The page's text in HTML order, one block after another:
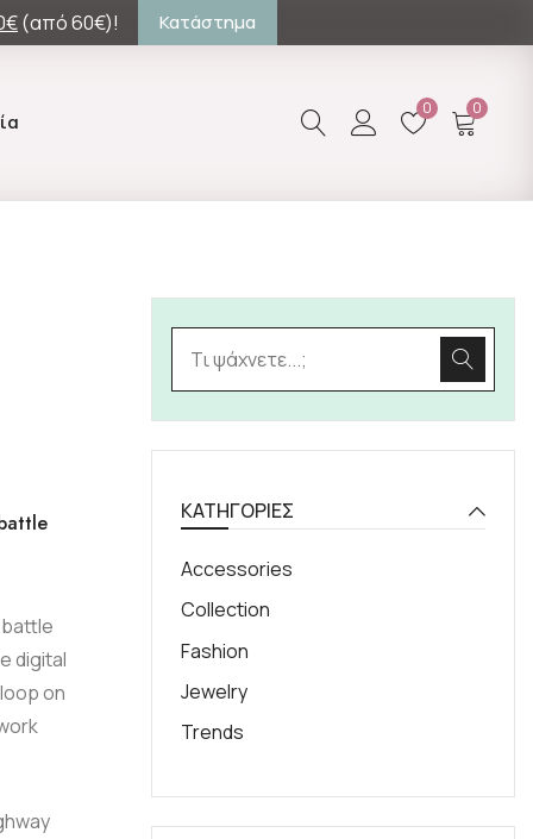
(από 60€)! Κατάστημα
0 0
digital
on
KΑΤΗΓΟΡΊΕΣ
Accessories
Collection
Fashion
Jewelry
Trends